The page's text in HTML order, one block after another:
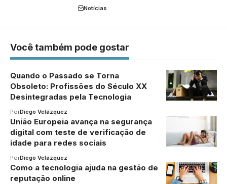
Notícias
Você também pode gostar
Quando o Passado se Torna
Obsoleto: Profissões do Século XX
Desintegradas pela Tecnologia
PorDiego Velázquez
União Europeia avança na segurança
digital com teste de verificação de
idade para redes sociais
PorDiego Velázquez
Como a tecnologia ajuda na gestão de
reputação online